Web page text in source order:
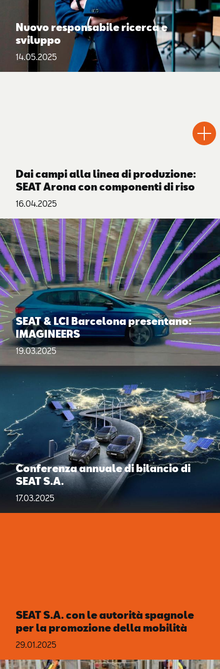
Nuovo responsabile ricerca e
sviluppo
14.05.2025
Dai campi alla linea di produzione:
SEAT Arona con componenti di riso
16.04.2025
SEAT & LCI Barcelona presentano:
IMAGINEERS
19.03.2025
Conferenza annuale di bilancio di
SEAT S.A.
17.03.2025
SEAT S.A. con le autorità spagnole
per la promozione della mobilità
29.01.2025
Drive
Chiama